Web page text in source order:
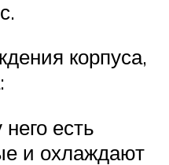
корпуса,
есть
и охлаждают